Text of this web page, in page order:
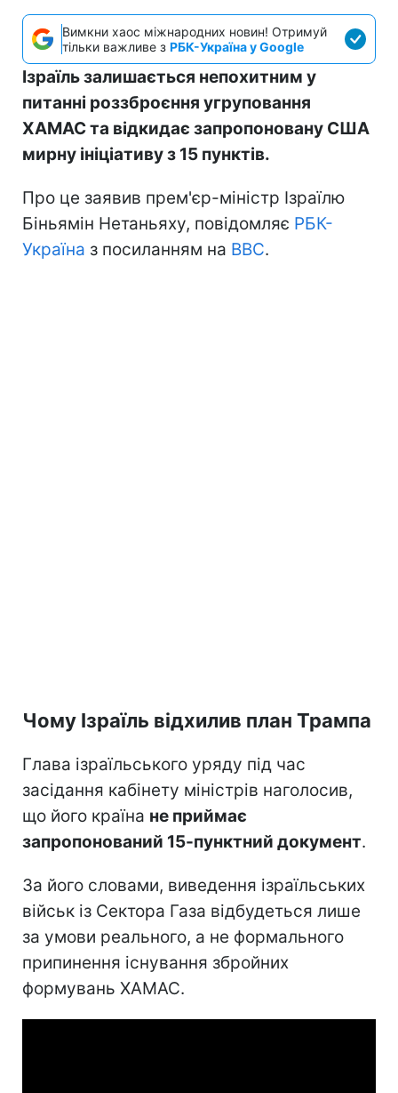
Вимкни хаос міжнародних новин! Отримуй
тільки важливе з РБК-Україна у Google
Ізраїль залишається непохитним у
питанні роззброєння угруповання
ХАМАС та відкидає запропоновану США
мирну ініціативу з 15 пунктів.
Про це заявив прем'єр-міністр Ізраїлю
Біньямін Нетаньяху, повідомляє РБК-
Україна з посиланням на BBC.
Чому Ізраїль відхилив план Трампа
Глава ізраїльського уряду під час
засідання кабінету міністрів наголосив,
що його країна не приймає
запропонований 15-пунктний документ.
За його словами, виведення ізраїльських
військ із Сектора Газа відбудеться лише
за умови реального, а не формального
припинення існування збройних
формувань ХАМАС.